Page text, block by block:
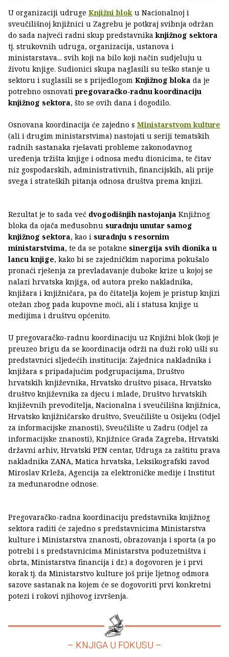
U organizaciji udruge Knjižni blok u Nacionalnoj i
sveučilišnoj knjižnici u Zagrebu je potkraj svibnja održan
do sada najveći radni skup predstavnikaknjižnog sektora
tj. strukovnih udruga, organizacija, ustanova i
ministarstava... svih koji na bilo koji način sudjeluju u
životu knjige. Sudionici skupa naglasili su teško stanje u
sektoru i suglasili se s prijedlogom Knjižnog bloka da je
potrebno osnovati pregovaračko-radnu koordinaciju
knjižnog sektora, što se ovih dana i dogodilo.
Osnovana koordinacija će zajedno s Ministarstvom kulture
(ali i drugim ministarstvima) nastojati u seriji tematskih
radnih sastanaka rješavati probleme zakonodavnog
uređenja tržišta knjige i odnosa među dionicima, te čitav
niz gospodarskih, administrativnih, financijskih, ali prije
svega i strateških pitanja odnosa društva prema knjizi.
Rezultat je to sada već dvogodišnjih nastojanja Knjižnog
bloka da ojača međusobnu suradnju unutar samog
knjižnog sektora, kao i suradnju s resornim
ministarstvima, te da se potakne sinergija svih dionika u
lancu knjige, kako bi se zajedničkim naporima pokušalo
pronaći rješenja za prevladavanje duboke krize u kojoj se
nalazi hrvatska knjiga, od autora preko nakladnika,
knjižara i knjižničara, pa do čitatelja kojem je pristup knjizi
otežan zbog pada kupovne moći, ali i statusa knjige u
medijima i društvu općenito.
U pregovaračko-radnu koordinaciju uz Knjižni blok (koji je
preuzeo brigu da se koordinacija održi na duži rok) ušli su
predstavnici sljedećih institucija: Zajednica nakladnika i
knjižara s pripadajućim podgrupacijama, Društvo
hrvatskih književnika, Hrvatsko društvo pisaca, Hrvatsko
društvo književnika za djecu i mlade, Društvo hrvatskih
književnih prevoditelja, Nacionalna i sveučilišna knjižnica,
Hrvatsko knjižničarsko društvo, Sveučilište u Osijeku (Odjel
za informacijske znanosti), Sveučilište u Zadru (Odjel za
informacijske znanosti), Knjižnice Grada Zagreba, Hrvatski
državni arhiv, Hrvatski PEN centar, Udruga za zaštitu prava
nakladnika ZANA, Matica hrvatska, Leksikografski zavod
Miroslav Krleža, Agencija za elektroničke medije i Institut
za međunarodne odnose.
Pregovaračko-radna koordinaciju predstavnika knjižnog
sektora raditi će zajedno s predstavnicima Ministarstva
kulture i Ministarstva znanosti, obrazovanja i sporta (a po
potrebi i s predstavnicima Ministarstva poduzetništva i
obrta, Ministarstva financija i dr.) a dogovoren je i prvi
korak tj. da Ministarstvo kulture još prije ljetnog odmora
sazove sastanak na kojem će se dogovoriti prvi konkretni
potezi i rokovi njihovog izvršenja.
– KNJIGA U FOKUSU –